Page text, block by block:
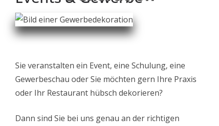
Sie veranstalten ein Event, eine Schulung, eine
Gewerbeschau oder Sie möchten gern Ihre Praxis
oder Ihr Restaurant hübsch dekorieren?
Dann sind Sie bei uns genau an der richtigen